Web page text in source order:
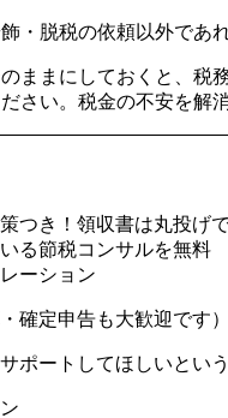
脱税の依頼以外であ
しておくと、税務調
さい。税金の不安を解消
確定申告も大歓迎です）